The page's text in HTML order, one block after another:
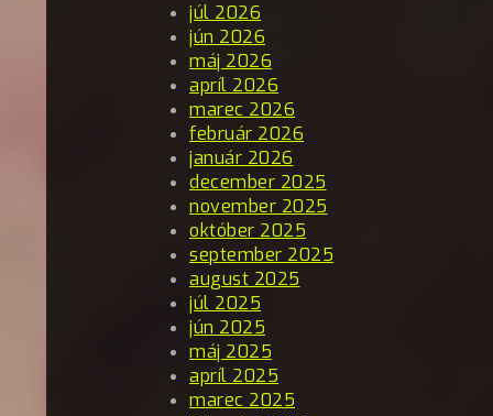
júl 2026
jún 2026
máj 2026
apríl 2026
marec 2026
február 2026
január 2026
december 2025
november 2025
október 2025
september 2025
august 2025
júl 2025
jún 2025
máj 2025
apríl 2025
marec 2025